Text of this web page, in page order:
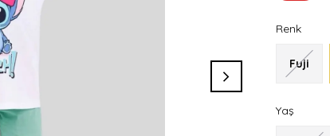
Renk
Fuji
Yaş